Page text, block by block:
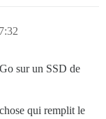
sur un SSD de
qui remplit le